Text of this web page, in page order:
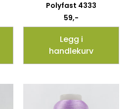
Polyfast 4333
59,-
Legg i
handlekurv